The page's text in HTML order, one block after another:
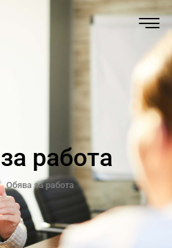
работа
Обява за работа